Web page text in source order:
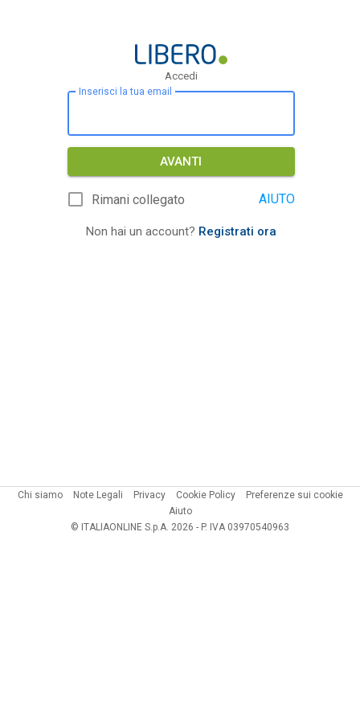
Accedi
Inserisci la tua email
AVANTI
Rimani collegato AIUTO
Non hai un account? Registrati ora
Chi siamo Note Legali Privacy Cookie Policy
Preferenze sui cookie
Aiuto
© ITALIAONLINE S.p.A. 2026 - P. IVA 03970540963